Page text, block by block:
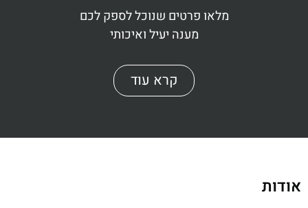
מלאו פרטים שנוכל לספק לכם
מענה יעיל ואיכותי
קרא עוד
אודות